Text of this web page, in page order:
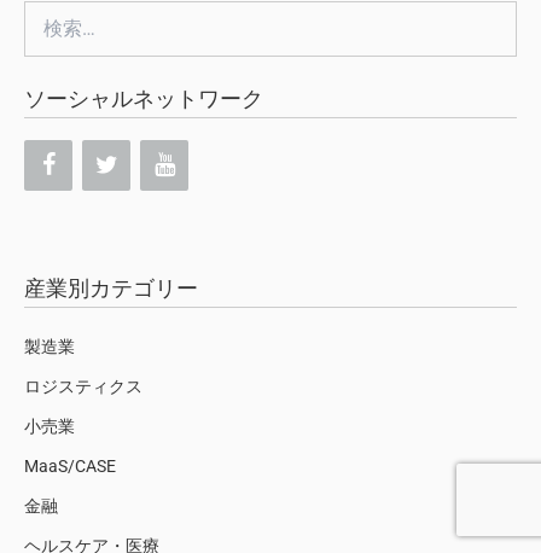
索:
ソーシャルネットワーク
産業別カテゴリー
製造業
ロジスティクス
小売業
MaaS/CASE
金融
ヘルスケア・医療